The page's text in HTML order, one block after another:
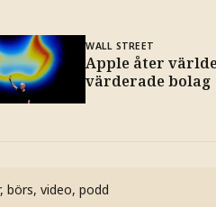
WALL STREET
Apple åter
värderade bolag
börs, video, podd